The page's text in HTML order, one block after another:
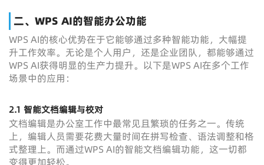
二、WPS AI的智能办公功能
WPS AI的核心优势在于它能够通过多种智能功能，大幅提
升工作效率。无论是个人用户，还是企业团队，都能够通过
WPS AI获得明显的生产力提升。以下是WPS AI在多个工作
场景中的应用：
2.1 智能文档编辑与校对
文档编辑是办公室工作中最常见且繁琐的任务之一。传统
上，编辑人员需要花费大量时间在拼写检查、语法调整和格
式整理上。而通过WPS AI的智能文档编辑功能，这一切都
变得更加轻松。